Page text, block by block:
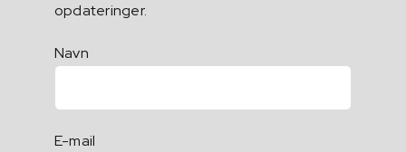
opdateringer.
Navn
E-mail